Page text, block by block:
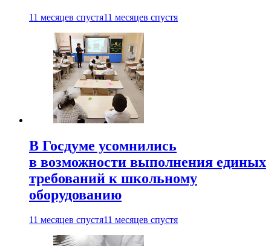
11 месяцев спустя11 месяцев спустя
В Госдуме усомнились
в возможности выполнения единых
требований к школьному
оборудованию
11 месяцев спустя11 месяцев спустя